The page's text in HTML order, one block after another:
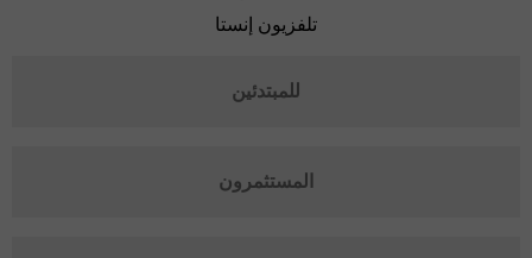
تلفزيون إنستا
للمبتدئين
المستثمرون